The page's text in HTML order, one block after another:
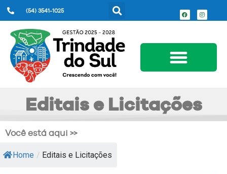
(54) 3541-1025
Editais e Licitações
Você está aqui >>
Home / Editais e Licitações